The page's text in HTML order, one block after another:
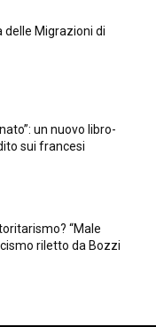
delle Migrazioni di
un nuovo libro-
sui francesi
“Male
riletto da Bozzi